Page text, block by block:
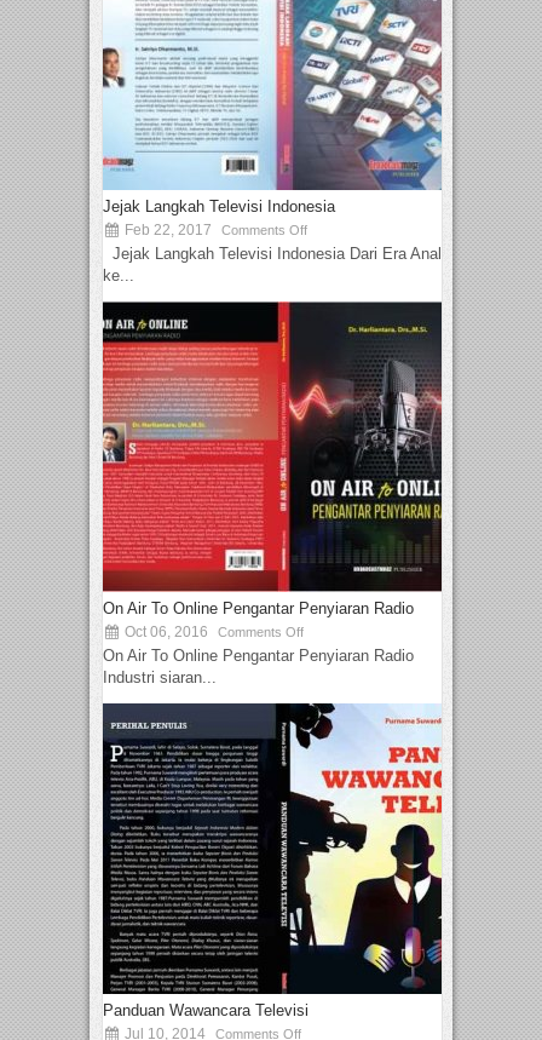
Jejak Langkah Televisi Indonesia
Feb 22, 2017 Comments Off
Jejak Langkah Televisi Indonesia Dari Era Analog
ke...
On Air To Online Pengantar Penyiaran Radio
Oct 06, 2016 Comments Off
On Air To Online Pengantar Penyiaran Radio
Industri siaran...
Panduan Wawancara Televisi
Jul 10, 2014 Comments Off